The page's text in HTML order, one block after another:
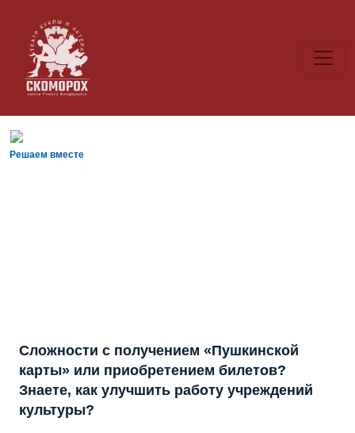
Решаем вместе
Сложности с получением «Пушкинской
карты» или приобретением билетов?
Знаете, как улучшить работу учреждений
культуры?